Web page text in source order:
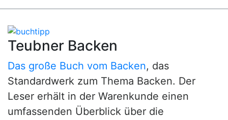
Teubner Backen
Das große Buch vom Backen, das
Standardwerk zum Thema Backen. Der
Leser erhält in der Warenkunde einen
umfassenden Überblick über die